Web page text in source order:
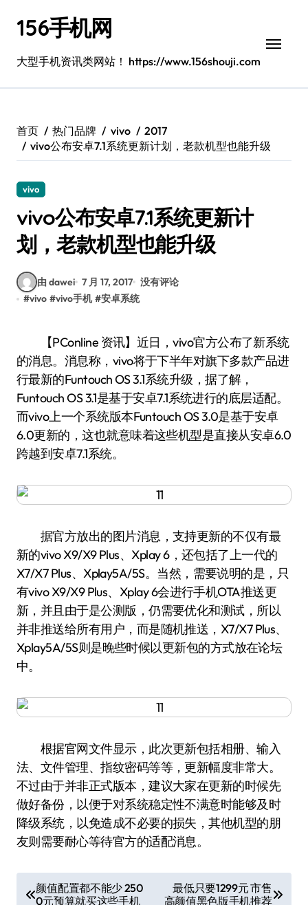
156手机网
大型手机资讯类网站！ https://www.156shouji.com
首页 热门品牌 vivo
2017
vivo公布安卓7.1系统更新计划，老款机型也能升级
vivo
vivo公布安卓7.1系统更新计
划，老款机型也能升级
由 dawei 7 月 17, 2017 没有评论
#vivo #vivo手机 #安卓系统
【PConline 资讯】近日，vivo官方公布了新系统
的消息。消息称，vivo将于下半年对旗下多款产品进
行最新的Funtouch OS 3.1系统升级，据了解，
Funtouch OS 3.1是基于安卓7.1系统进行的底层适配。
而vivo上一个系统版本Funtouch OS 3.0是基于安卓
6.0更新的，这也就意味着这些机型是直接从安卓6.0
跨越到安卓7.1系统。
据官方放出的图片消息，支持更新的不仅有最
新的vivo X9/X9 Plus、Xplay 6，还包括了上一代的
X7/X7 Plus、Xplay5A/5S。当然，需要说明的是，只
有vivo X9/X9 Plus、Xplay 6会进行手机OTA推送更
新，并且由于是公测版，仍需要优化和测试，所以
并非推送给所有用户，而是随机推送，X7/X7 Plus、
Xplay5A/5S则是晚些时候以更新包的方式放在论坛
中。
根据官网文件显示，此次更新包括相册、输入
法、文件管理、指纹密码等等，更新幅度非常大。
不过由于并非正式版本，建议大家在更新的时候先
做好备份，以便于对系统稳定性不满意时能够及时
降级系统，以免造成不必要的损失，其他机型的朋
友则需要耐心等待官方的适配消息。
颜值配置都不能少 250
0元预算就买这些手机
最低只要1299元 市售
高颜值黑色版手机推荐